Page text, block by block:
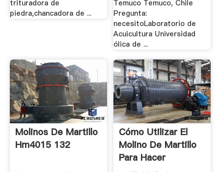
trituradora de
piedra,chancadora de ...
Temuco Temuco, Chile
Pregunta:
necesitoLaboratorio de
Acuicultura Universidad
ólica de ...
Molinos De Martillo
Hm4015 132
Cómo Utilizar El
Molino De Martillo
Para Hacer